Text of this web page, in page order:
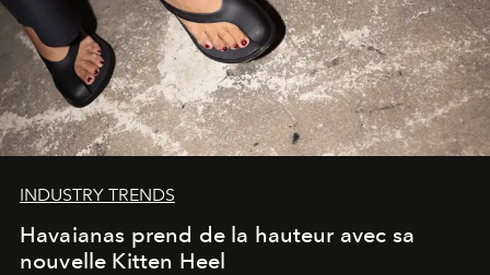
INDUSTRY TRENDS
Havaianas prend de la hauteur avec sa
nouvelle Kitten Heel